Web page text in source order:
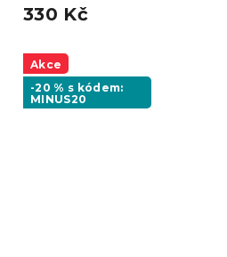
330 Kč
Akce
-20 % s kódem:
MINUS20